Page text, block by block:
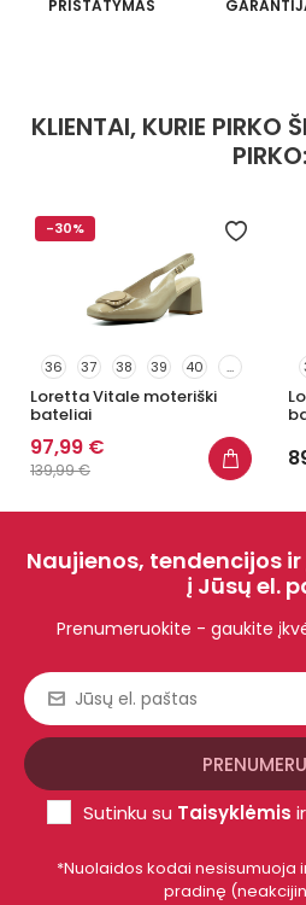
PRISTATYMAS
KLIENTAI, KURIE PIRKO
PIRKO:
-30%
36 37 38 39 40 ...
Loretta Vitale moteriški
bateliai
97,99 €
139,99 €
Naujienos, tendencijos
į Jūsų el.
Prenumeruokite - gaukite
Sutinku su Taisyklėmis ir
*Nuolaidos kodai nesisumuoja
pradinę